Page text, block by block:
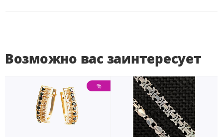
Возможно вас заинтересует
%